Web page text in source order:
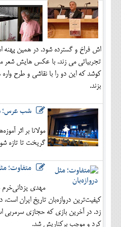
اش فراخ و گسترده شود. در همین
تجربیاتی می زند. با عکس هایش
کوشد که این دو را با نقاشی و طرح
بزند.
شب عرس؛
مولانا بر اثر
گریخت تا تازه
متفاوت؛
مهدی
کیفیت‌ترین دروازه‌بان تاریخ ایران
زد. در آخرین بازی که حجازی سرمربی
کرد و موجب برکناریش شد.